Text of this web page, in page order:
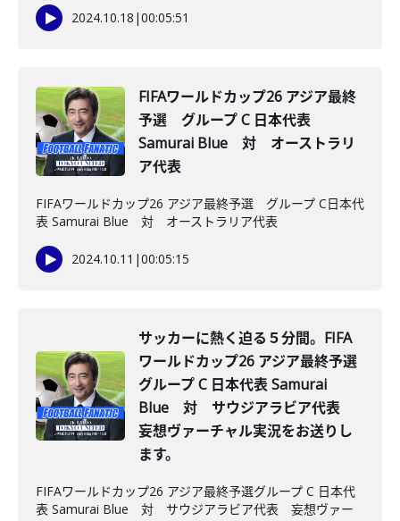
2024.10.18 |00:05:51
FIFAワールドカップ26 アジア最終
予選 グループ C 日本代表
Samurai Blue 対 オーストラリ
ア代表
FIFAワールドカップ26 アジア最終予選 グループ C日本代
表 Samurai Blue 対 オーストラリア代表
2024.10.11 |00:05:15
サッカーに熱く迫る５分間。FIFA
ワールドカップ26 アジア最終予選
グループ C 日本代表 Samurai
Blue 対 サウジアラビア代表
妄想ヴァーチャル実況をお送りし
ます。
FIFAワールドカップ26 アジア最終予選グループ C 日本代
表 Samurai Blue 対 サウジアラビア代表 妄想ヴァー